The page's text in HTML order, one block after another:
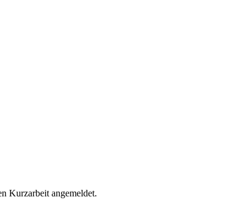
Kurzarbeit angemeldet.